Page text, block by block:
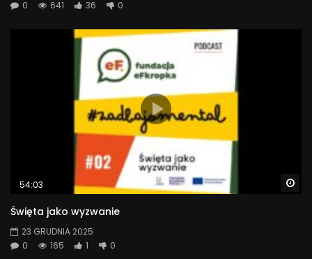
0
641 36 0
54:03
Święta jako wyzwanie
23 GRUDNIA 2025
0
165 1 0